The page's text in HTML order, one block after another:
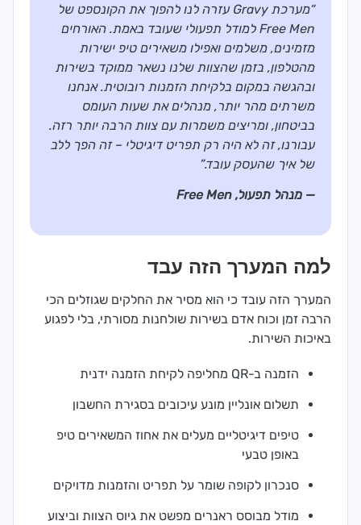
“מערכת Gravy עזרה לנו להפוך את הקונספט של
Free Men למודל תפעולי שעובד באמת. האורחים
מזמינים, משלמים ואפילו משאירים טיפ ישירות
מהטלפון, בזמן שהצוות שלנו נשאר ממוקד בשירות
ובהגשה במקום בלקיחת הזמנות רובוטית. אנחנו
משרתים מהר יותר, מנהלים את שעות העומס
בביטחון, ומריצים משמרות עם צוות הרבה יותר רזה.
עבורנו, זה לא היה רק תפריט דיגיטלי – זה הפך ללב
של איך שהעסק עובד.”
— מנהל תפעול, Free Men
למה המערך הזה עבד
המערך הזה עובד כי הוא מסיר את החלקים שגוזלים הכי
הרבה זמן וכוח אדם בשירות שולחנות מסורתי, בלי לפגוע
באיכות השירות.
הזמנה ב-QR מחליפה לקיחת הזמנה ידנית
תשלום אונליין מונע עיכובים בסגירת החשבון
טיפים דיגיטליים מעלים את אחוז המשאירים טיפ
באופן טבעי
סנכרון לקופה שומר על תפריט והזמנות מדויקים
מודל מבוסס ראנרים מפשט את גיוס הצוות וביצוע